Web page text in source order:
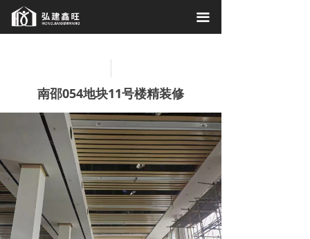
끀
首页
相关资讯
联系我们
南邵054地块11号楼精装修